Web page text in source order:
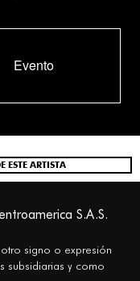
Evento
ESTE ARTISTA
S.A.S.
signo o expresión
subsidiarias y como